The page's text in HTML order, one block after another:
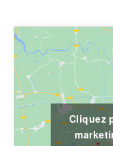
Cliquez